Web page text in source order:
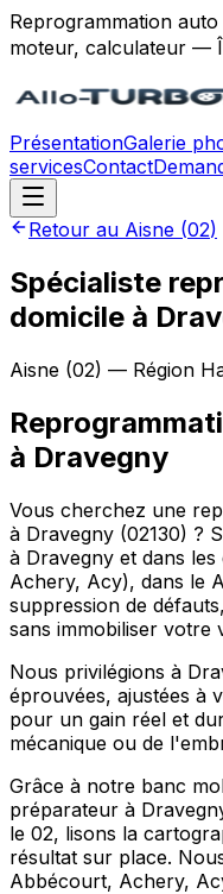
Reprogrammation
moteur, calculateur —
PrésentationGalerie
servicesContact
Retour au Aisne (02)
Spécialiste
domicile à
Aisne (02) — Région
à Dravegny
Vous cherchez une
à Dravegny (02130) ?
à Dravegny et dans
Achery, Acy), dans le
suppression de
sans immobiliser votre
Nous privilégions à
éprouvées, ajustées à
pour un gain réel et
mécanique ou de
Grâce à notre banc
préparateur à
le 02, lisons la
résultat sur place.
Abbécourt, Achery,